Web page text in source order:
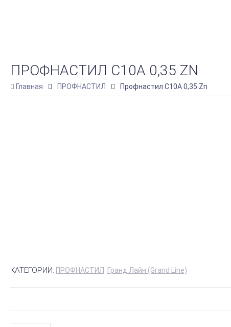
ПРОФНАСТИЛ С10A 0,35 ZN
Главная ПРОФНАСТИЛ Профнастил С10A 0,35 Zn
КАТЕГОРИИ: ПРОФНАСТИЛ Гранд Лайн (Grand Line)